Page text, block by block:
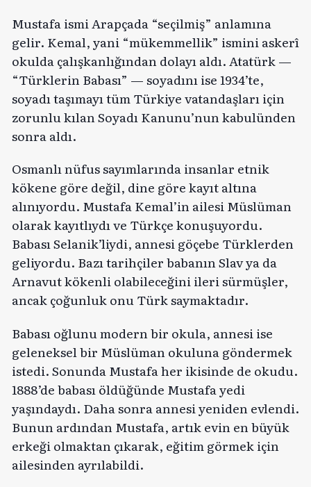
Mustafa ismi Arapçada “seçilmiş” anlamına
gelir. Kemal, yani “mükemmellik” ismini askerî
okulda çalışkanlığından dolayı aldı. Atatürk —
“Türklerin Babası” — soyadını ise 1934’te,
soyadı taşımayı tüm Türkiye vatandaşları için
zorunlu kılan Soyadı Kanunu’nun kabulünden
sonra aldı.
Osmanlı nüfus sayımlarında insanlar etnik
kökene göre değil, dine göre kayıt altına
alınıyordu. Mustafa Kemal’in ailesi Müslüman
olarak kayıtlıydı ve Türkçe konuşuyordu.
Babası Selanik’liydi, annesi göçebe Türklerden
geliyordu. Bazı tarihçiler babanın Slav ya da
Arnavut kökenli olabileceğini ileri sürmüşler,
ancak çoğunluk onu Türk saymaktadır.
Babası oğlunu modern bir okula, annesi ise
geleneksel bir Müslüman okuluna göndermek
istedi. Sonunda Mustafa her ikisinde de okudu.
1888’de babası öldüğünde Mustafa yedi
yaşındaydı. Daha sonra annesi yeniden evlendi.
Bunun ardından Mustafa, artık evin en büyük
erkeği olmaktan çıkarak, eğitim görmek için
ailesinden ayrılabildi.